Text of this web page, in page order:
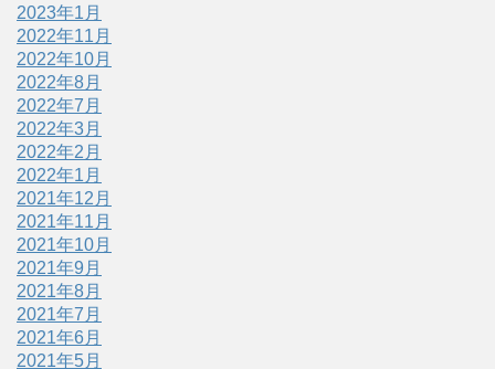
2023年1月
2022年11月
2022年10月
2022年8月
2022年7月
2022年3月
2022年2月
2022年1月
2021年12月
2021年11月
2021年10月
2021年9月
2021年8月
2021年7月
2021年6月
2021年5月